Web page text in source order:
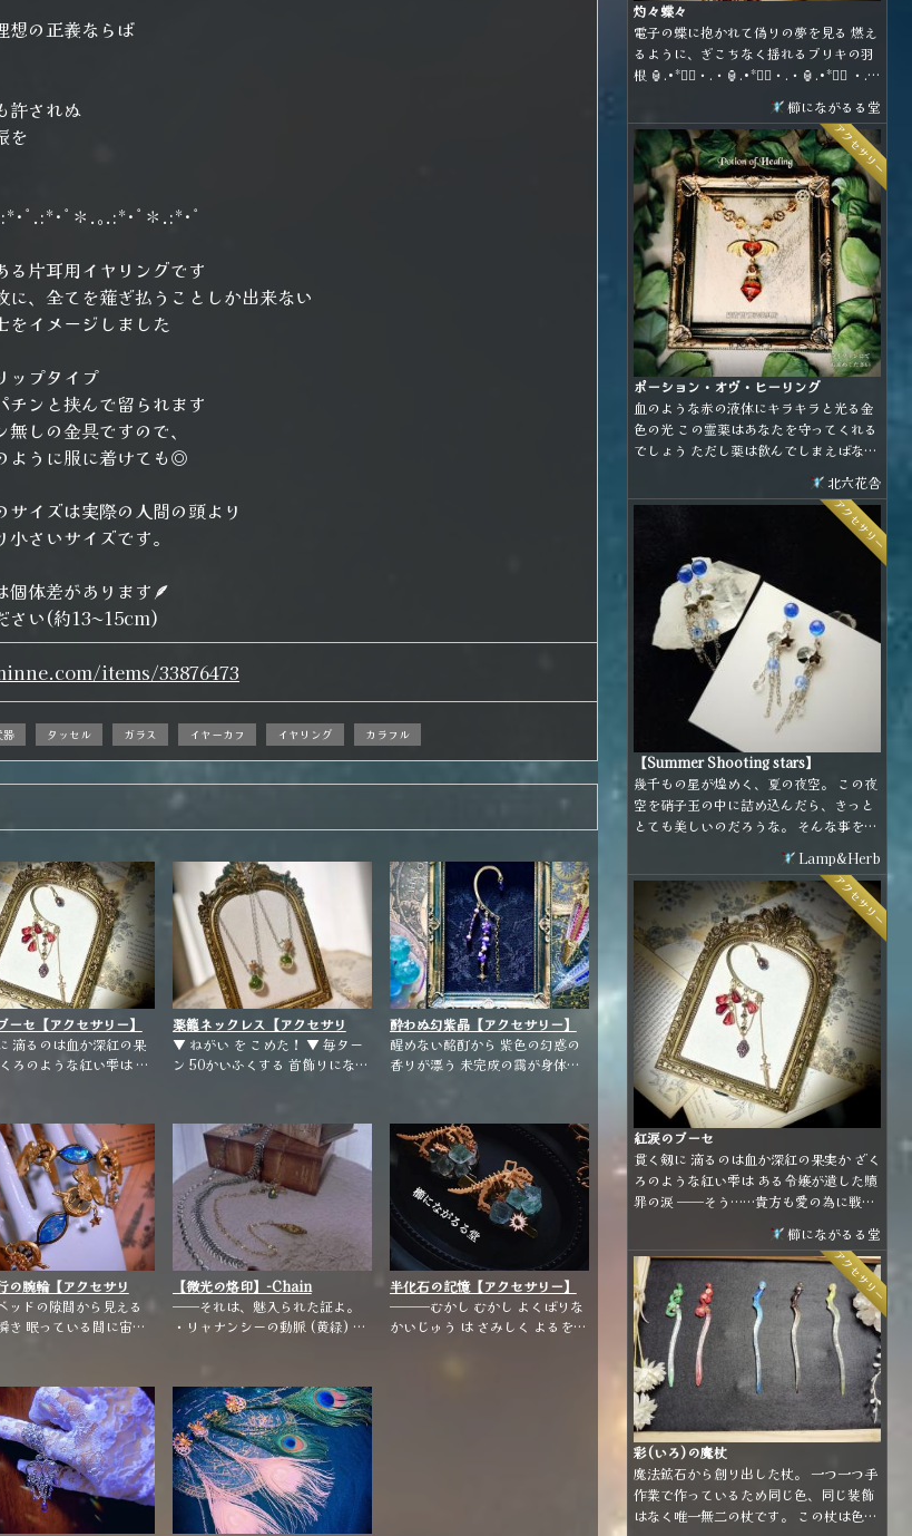
想の正義ならば
許されぬ
を
･ﾟ.:*･ﾟ＊.｡.:*･ﾟ＊.:*･ﾟ
る片耳用イヤリングです
に、全てを薙ぎ払うことしか出来ない
をイメージしました
ップタイプ
チンと挟んで留られます
無しの金具ですので、
ように服に着けても◎
サイズは実際の人間の頭より
小さいサイズです。
個体差があります🪶
さい(約13~15cm)
items/33876473
器 タッセル ガラス イヤーカフ イヤリング カラフル
ーセ【アクセサリー】
滴るのは血か深紅の果
─ · ·🥀· · ─ ·✧· ─ · ·
ースが柔らかい素材です
の形に合わせて装着し
す
薬籠ネックレス【アクセサリ
ー】
▼ ねがい を こめた！ ▼ 毎ター
ン 50かいふくする 首飾りになっ
したネックレスです （長さ約
65cm） 瓶の中身はフェイクグリ
ーンと、鉱石の欠片で す ※実際
に傷を治す効果はありません
酔わぬ幻紫晶【アクセサリー】
醒めない酩酊から 紫色の幻惑の
香りが漂う 未完成の靄が身体か
ーズを使用したイヤーフックで
す。 パープルとゴールドの組み
合わせで煌びやかな雰囲気に仕
上げました。
の腕輪【アクセサリ
ッドの隙間から見える
に宙へ
バングルです 月に寄り
女性のモチーフが、夜
っています🌙
【微光の烙印】-Chain
tattoo【アクセサリー】
──それは、魅入られた証よ。
・リャナンシーの動脈 (黄緑) ・
開 ファンタジーな世界観をイメ
ージしたフェイスチェーンで
す。 真ん中に鼻が来るように位
置を調整して、チエーンを耳に
かけて装着できます。
半化石の記憶【アクセサリー】
───むかし むかし よくばりな
かいじゅう は さみしく よるを
灼々蝶々
電子の蝶に抱かれて偽りの夢を見る 燃え
るように、ぎこちなく揺れるブリキの羽
根 🏮.•*❤️‍🔥・.・🏮.•*❤️‍🔥・.・🏮.•*❤️‍🔥 ・.・
櫛にながるる堂
ポーション・オヴ・ヒーリング
血のような赤の液体にキラキラと光る金
色の光 この霊薬はあなたを守ってくれる
でしょう ただし薬は飲んでしまえばなく
アクセサリー
北六花舎
【Summer Shooting stars】
幾千もの星が煌めく、夏の夜空。 この夜
空を硝子玉の中に詰め込んだら、きっと
とても美しいのだろうな。 そんな事を考
や青の星がひとつふたつ、きらりと輝い
て流れて行った。
アクセサリー
Lamp&Herb
紅涙のブーセ
貫く剱に 滴るのは血か深紅の果実か ざく
ろのような紅い雫は ある令嬢が遺した贖
罪の涙 ──そう……貴方も愛の為に戦っ
スが柔らかい素材ですので、耳の形に合
わせて装着して頂けます
アクセサリー
櫛にながるる堂
彩(いろ)の魔杖
魔法鉱石から創り出した杖。 一つ一つ手
作業で作っているため同じ色、同じ装飾
はなく唯一無二の杖です。 この杖は色の
アクセサリー